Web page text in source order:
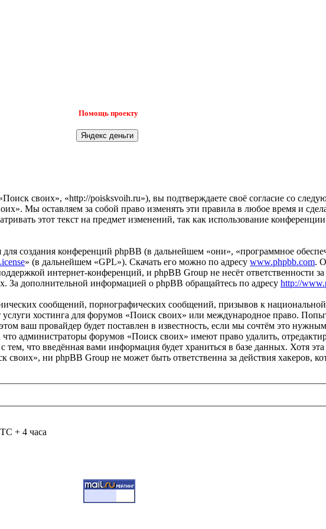
Помощь проекту
своих», «http://poisksvoih.ru»), вы подтверждаете своё согласие со
Мы оставляем за собой право изменять эти правила в любое время и
этот текст на предмет изменений, так как использование
создания конференций phpBB (в дальнейшем «они», «программное
» (в дальнейшем «GPL»). Скачать его можно по адресу www.phpbb.com.
интернет-конференций, и phpBB Group не несёт ответственности
За дополнительной информацией о phpBB обращайтесь по адресу http://
сообщений, порнографических сообщений, призывов к
услуги хостинга для форумов «Поиск своих» или международное право.
ваш провайдер будет поставлен в известность, если мы сочтём это
администраторы форумов «Поиск своих» имеют право удалить,
что введённая вами информация будет храниться в базе данных. Хотя
ни phpBB Group не может быть ответственна за действия хакеров,
+ 4 часа